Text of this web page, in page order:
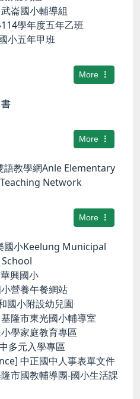
崙國小輔導組
學年度五年乙班
小五年甲班
More
More
語教學網Anle Elementary
Network
More
國小Keelung Municipal
興國小
營養午餐網站
國小附設幼兒園
隆市東光國小輔導室
學家庭教育專區
多元入學專區
中正國中人事表單文件
市國教輔導團-國小生活課